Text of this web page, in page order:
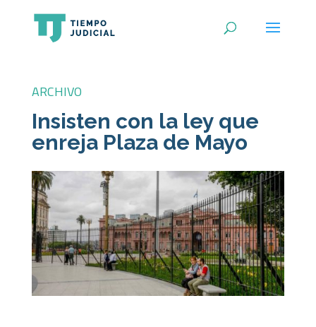
ARCHIVO
Insisten con la ley que
enreja Plaza de Mayo